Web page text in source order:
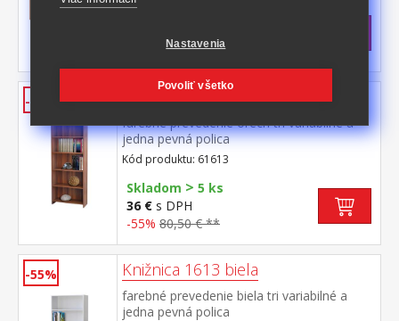
125 € **
-55% Knižnica 61613 orech
farebné prevedenie orech tri variabilné a
jedna pevná polica
Kód produktu: 61613
Skladom > 5 ks
36 € s DPH
-55% 80,50 € **
-55% Knižnica 1613 biela
farebné prevedenie biela tri variabilné a
jedna pevná polica
Nastavenia
Povoliť všetko